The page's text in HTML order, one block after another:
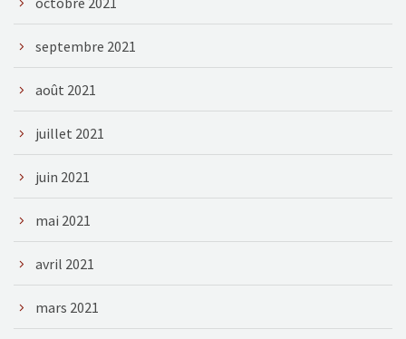
septembre 2021
août 2021
juillet 2021
juin 2021
mai 2021
avril 2021
mars 2021